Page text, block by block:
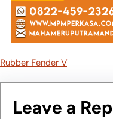
Rubber Fender V
Leave a